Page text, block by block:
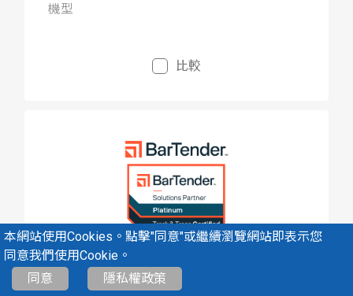
本網站使用Cookies。點擊"同意"或繼續瀏覽網站即表示您
同意我們使用Cookie。
同意
隱私權政策
機型
比較
Bartender條碼列印排版軟體
比較